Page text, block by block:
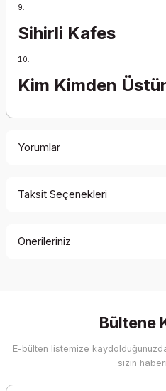
Sihirli Kafes
Kim Kimden
Yorumlar
Taksit Seçenekleri
Önerileriniz
Görüş ve önerileriniz için
Ürün resmi kalitesiz, bozuk
Bültene
E-bülten listemize
sizin